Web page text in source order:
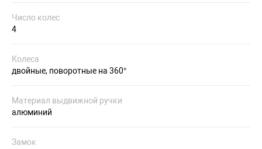
Число колес
4
Колеса
двойные, поворотные на 360°
Материал выдвижной ручки
алюминий
Замок